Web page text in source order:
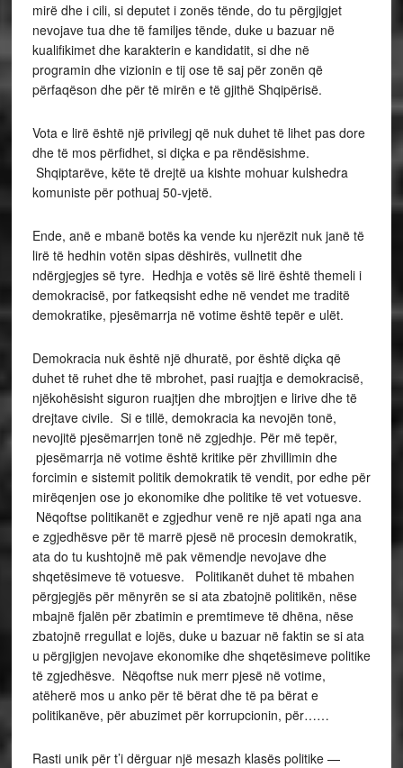
mirë dhe i cili, si deputet i zonës tënde, do tu përgjigjet
nevojave tua dhe të familjes tënde, duke u bazuar në
kualifikimet dhe karakterin e kandidatit, si dhe në
programin dhe vizionin e tij ose të saj për zonën që
përfaqëson dhe për të mirën e të gjithë Shqipërisë.
Vota e lirë është një privilegj që nuk duhet të lihet pas dore
dhe të mos përfidhet, si diçka e pa rëndësishme.
Shqiptarëve, këte të drejtë ua kishte mohuar kulshedra
komuniste për pothuaj 50-vjetë.
Ende, anë e mbanë botës ka vende ku njerëzit nuk janë të
lirë të hedhin votën sipas dëshirës, vullnetit dhe
ndërgjegjes së tyre. Hedhja e votës së lirë është themeli i
demokracisë, por fatkeqsisht edhe në vendet me traditë
demokratike, pjesëmarrja në votime është tepër e ulët.
Demokracia nuk është një dhuratë, por është diçka që
duhet të ruhet dhe të mbrohet, pasi ruajtja e demokracisë,
njëkohësisht siguron ruajtjen dhe mbrojtjen e lirive dhe të
drejtave civile. Si e tillë, demokracia ka nevojën tonë,
nevojitë pjesëmarrjen tonë në zgjedhje. Për më tepër,
pjesëmarrja në votime është kritike për zhvillimin dhe
forcimin e sistemit politik demokratik të vendit, por edhe për
mirëqenjen ose jo ekonomike dhe politike të vet votuesve.
Nëqoftse politikanët e zgjedhur venë re një apati nga ana
e zgjedhësve për të marrë pjesë në procesin demokratik,
ata do tu kushtojnë më pak vëmendje nevojave dhe
shqetësimeve të votuesve. Politikanët duhet të mbahen
përgjegjës për mënyrën se si ata zbatojnë politikën, nëse
mbajnë fjalën për zbatimin e premtimeve të dhëna, nëse
zbatojnë rregullat e lojës, duke u bazuar në faktin se si ata
u përgjigjen nevojave ekonomike dhe shqetësimeve politike
të zgjedhësve. Nëqoftse nuk merr pjesë në votime,
atëherë mos u anko për të bërat dhe të pa bërat e
politikanëve, për abuzimet për korrupcionin, për……
Rasti unik për t’i dërguar një mesazh klasës politike —